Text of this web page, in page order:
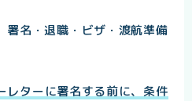
署名・退職・ビザ・渡航準備
レターに署名する前に、条件